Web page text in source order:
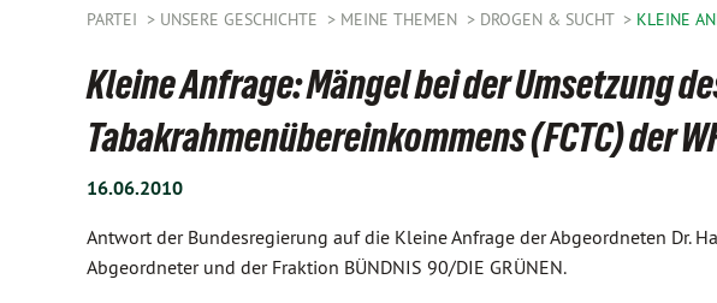
PARTEI UNSERE GESCHICHTE MEINE THEMEN DROGEN & SUCHT KLEINE
Kleine Anfrage: Mängel bei der Umsetzung
Tabakrahmenübereinkommens (FCTC) der
16.06.2010
Antwort der Bundesregierung auf die Kleine Anfrage der Abgeordneten Dr.
Abgeordneter und der Fraktion BÜNDNIS 90/DIE GRÜNEN.